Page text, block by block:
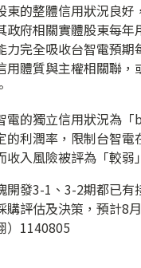
東的整體信用狀況良好
政府相關實體股東每年
力完全吸收台智電預期
體質與主權相關聯，
電的獨立信用狀況為
的利潤率，限制台智電
收入風險被評為「較弱
開發3-1、3-2期都已有
購評估及決策，預計8
）1140805